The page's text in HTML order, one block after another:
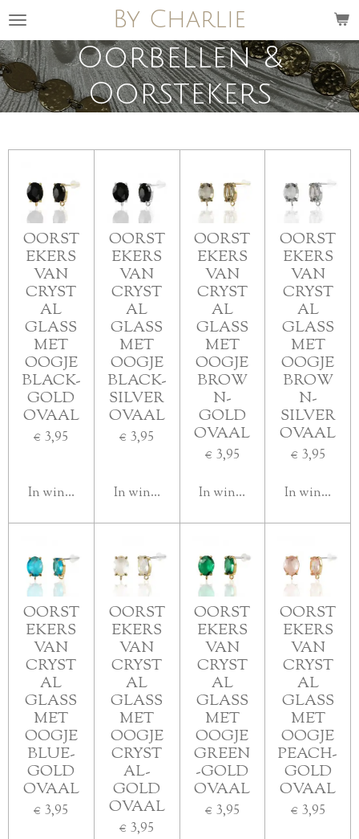
Ga
naar
de
hoofdinhoud
By Charlie
Oorbellen &
Oorstekers
OORST
EKERS
VAN
CRYST
AL
GLASS
MET
OOGJE
BLACK-
GOLD
OVAAL
€ 3,95
In winkelwagen
OORST
EKERS
VAN
CRYST
AL
GLASS
MET
OOGJE
BLACK-
SILVER
OVAAL
€ 3,95
In winkelwagen
OORST
EKERS
VAN
CRYST
AL
GLASS
MET
OOGJE
BROW
N-
GOLD
OVAAL
€ 3,95
In winkelwagen
OORST
EKERS
VAN
CRYST
AL
GLASS
MET
OOGJE
BROW
N-
SILVER
OVAAL
€ 3,95
In
OORST
EKERS
VAN
CRYST
AL
GLASS
MET
OOGJE
BLUE-
GOLD
OVAAL
€ 3,95
OORST
EKERS
VAN
CRYST
AL
GLASS
MET
OOGJE
CRYST
AL-
GOLD
OVAAL
€ 3,95
OORST
EKERS
VAN
CRYST
AL
GLASS
MET
OOGJE
GREEN
-GOLD
OVAAL
€ 3,95
OORST
EKERS
VAN
CRYST
AL
GLASS
MET
OOGJE
PEACH-
GOLD
OVAAL
€ 3,95